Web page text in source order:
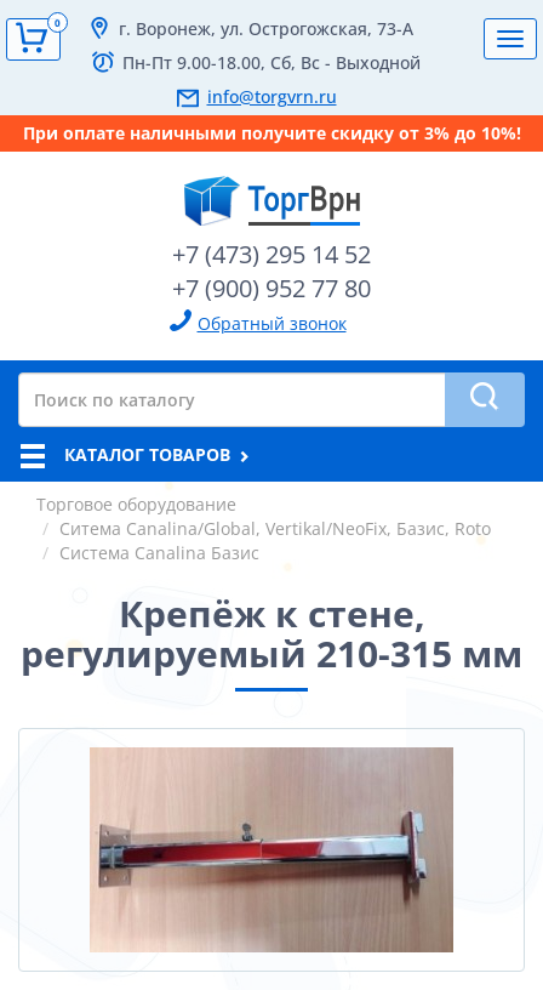
г. Воронеж, ул. Острогожская, 73-А
Пн-Пт 9.00-18.00, Сб, Вс - Выходной
info@torgvrn.ru
При оплате наличными получите скидку от 3% до 10%!
+7 (473) 295 14 52
+7 (900) 952 77 80
Обратный звонок
0
КАТАЛОГ ТОВАРОВ
Торговое оборудование
Ситема Canalina/Global, Vertikal/NeoFix, Базис, Roto
Система Canalina Базис
Крепёж к стене,
регулируемый 210-315 мм